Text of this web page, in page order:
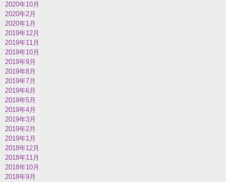
2020年10月
2020年2月
2020年1月
2019年12月
2019年11月
2019年10月
2019年9月
2019年8月
2019年7月
2019年6月
2019年5月
2019年4月
2019年3月
2019年2月
2019年1月
2018年12月
2018年11月
2018年10月
2018年9月